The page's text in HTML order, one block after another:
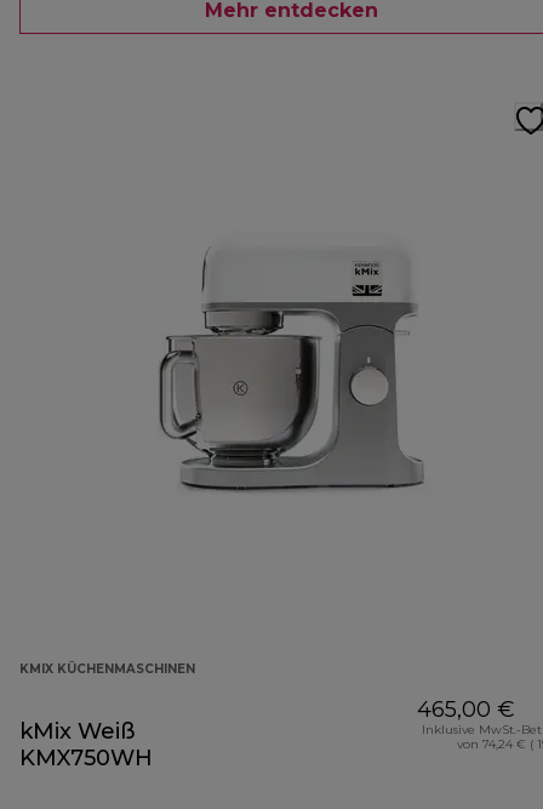
Mehr entdecken
KMIX KÜCHENMASCHINEN
kMix Weiß
KMX750WH
465,00 €
Inklusive MwSt.-
von 74,24 € (